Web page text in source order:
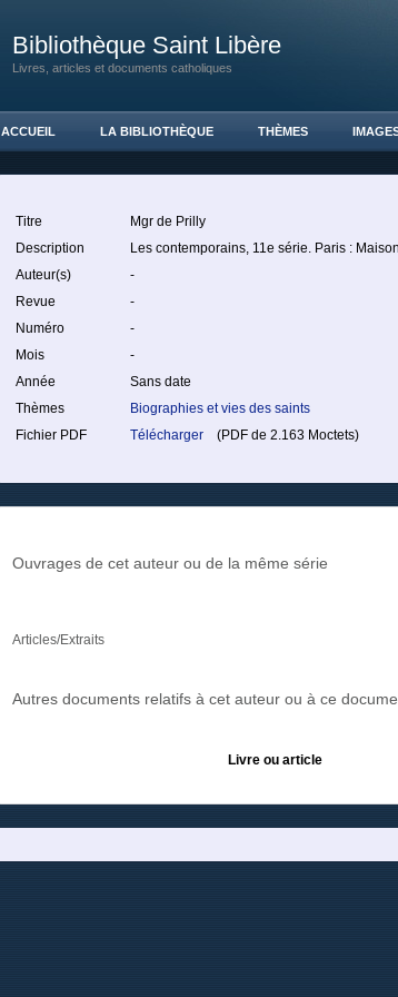
Bibliothèque Saint Libère
Livres, articles et documents catholiques
ACCUEIL LA BIBLIOTHÈQUE THÈMES
Titre
Mgr de Prilly
Description
Les contemporains, 11e série. Paris :
Auteur(s)
-
Revue
-
Numéro
-
Mois
-
Année
Sans date
Thèmes
Biographies et vies des saints
Fichier PDF
Télécharger (PDF de 2.163 Moctets)
Ouvrages de cet auteur ou de la même série
Articles/Extraits
Autres documents relatifs à cet auteur ou à ce
Livre ou article